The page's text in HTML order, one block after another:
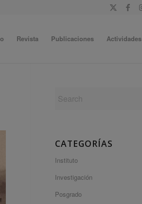
Revista Publicaciones Actividades
CATEGORÍAS
Instituto
Investigación
Posgrado